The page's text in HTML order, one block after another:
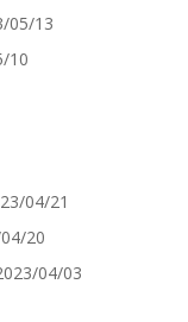
05/13
10
04/21
20
04/03